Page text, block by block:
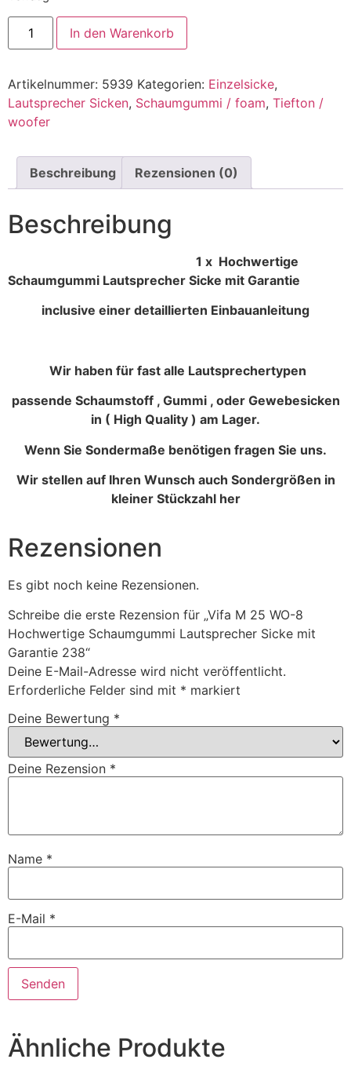
In den Warenkorb
Artikelnummer: 5939 Kategorien: Einzelsicke,
Lautsprecher Sicken, Schaumgummi / foam, Tiefton /
woofer
Beschreibung Rezensionen (0)
Beschreibung
1 x Hochwertige
Schaumgummi Lautsprecher Sicke mit Garantie
inclusive einer detaillierten Einbauanleitung
Wir haben für fast alle Lautsprechertypen
passende Schaumstoff , Gummi , oder Gewebesicken
in ( High Quality ) am Lager.
Wenn Sie Sondermaße benötigen fragen Sie uns.
Wir stellen auf Ihren Wunsch auch Sondergrößen in
kleiner Stückzahl her
Rezensionen
Es gibt noch keine Rezensionen.
Schreibe die erste Rezension für „Vifa M 25 WO-8
Hochwertige Schaumgummi Lautsprecher Sicke mit
Garantie 238“
Deine E-Mail-Adresse wird nicht veröffentlicht.
Erforderliche Felder sind mit * markiert
Deine Bewertung *
Deine Rezension *
Name *
E-Mail *
Ähnliche Produkte